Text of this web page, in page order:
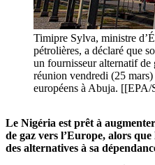
Timipre Sylva, ministre
pétrolières, a déclaré que
un fournisseur alternatif de
réunion vendredi (25
européens à Abuja.
Le Nigéria est prêt à
de gaz vers l’Europe, alors
des alternatives à sa